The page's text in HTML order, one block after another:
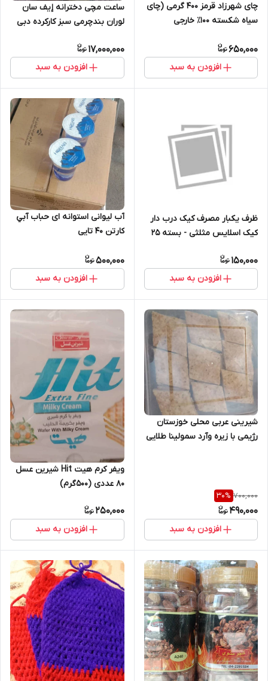
چای شهرزاد قرمز ۴۰۰ گرمی (چای
سیاه شکسته ۱۰۰٪ خارجی
650,000
افزودن به سبد
ساعت مچی دخترانه إیف سان
لوران بندچرمی سبز کارکرده دبی
17,000,000
افزودن به سبد
ظرف یکبار مصرف کیک درب دار
کیک اسلایس مثلثی - بسته 25
150,000
افزودن به سبد
آب لیوانی استوانه ای حباب آبي
کارتن 40 تایی
500,000
افزودن به سبد
شیرینی عربی محلی خوزستان
رژیمی با زیره وآرد سمولینا طلایی
700,000
30%
490,000
افزودن به سبد
ویفر کرم هیت Hit شیرین عسل
۸۰ عددی (۵۰۰گرم)
250,000
افزودن به سبد